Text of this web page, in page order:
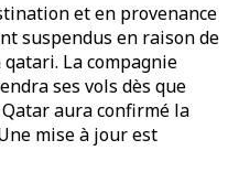
et en provenance
suspendus en raison de
La compagnie
ses vols dès que
aura confirmé la
mise à jour est